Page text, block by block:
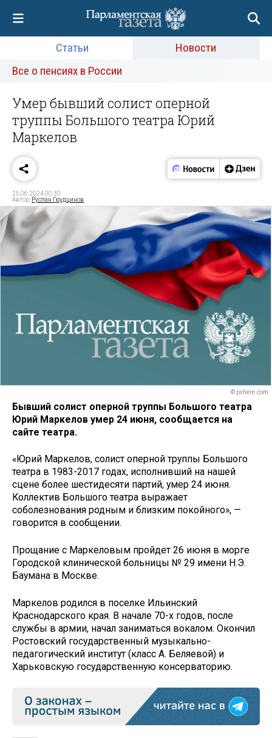
Статьи
Новости
Все о пенсиях в России
Умер бывший солист оперной
труппы Большого театра Юрий
Маркелов
25.06.2024 00:30
Автор: Руслан Грудцинов
© pxhere.com
Бывший солист оперной труппы Большого театра
Юрий Маркелов умер 24 июня, сообщается на
сайте театра.
«Юрий Маркелов, солист оперной труппы Большого
театра в 1983-2017 годах, исполнивший на нашей
сцене более шестидесяти партий, умер 24 июня.
Коллектив Большого театра выражает
соболезнования родным и близким покойного», —
говорится в сообщении.
Прощание с Маркеловым пройдет 26 июня в морге
Городской клинической больницы № 29 имени Н.Э.
Баумана в Москве.
Маркелов родился в поселке Ильинский
Краснодарского края. В начале 70-х годов, после
службы в армии, начал заниматься вокалом. Окончил
Ростовский государственный музыкально-
педагогический институт (класс А. Беляевой) и
Харьковскую государственную консерваторию.